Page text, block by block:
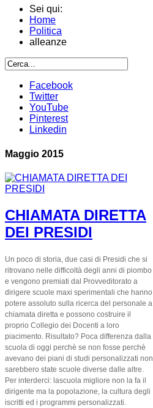
Sei qui:
Home
Politica
alleanze
Facebook
Twitter
YouTube
Pinterest
Linkedin
Maggio 2015
CHIAMATA DIRETTA
DEI PRESIDI
Un poco di storia, due casi di Presidi che si
ritrovano nelle difficoltà degli anni di piombo
e vengono premiati dal Provveditorato a
dirigere scuole maxi sperimentali che hanno
potere assoluto sulla ricerca del personale a
chiamata diretta e possono costruire il
proprio Collegio dei Docenti a loro
piacimento. Risultato? Poca differenza dalla
scuola di oggi perchè se non fosse perchè
avevano dei piani di studi personalizzati non
sarebbero state scuole diverse dalle altre.
Per interderci: lascuola migliore non la fa il
dirigente ma la popolazione, la cultura degli
iscritti ed i programmi personalizzati.